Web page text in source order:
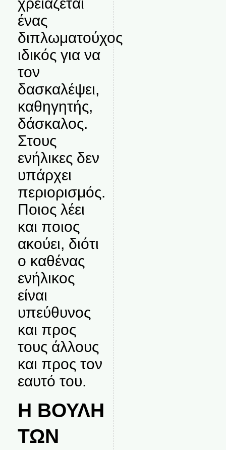
ένας
διπλωματούχος
ιδικός για να
τον
δασκαλέψει,
καθηγητής,
δάσκαλος.
Στους
ενήλικες δεν
υπάρχει
περιορισμός.
Ποιος λέει
και ποιος
ακούει, διότι
ο καθένας
ενήλικος
είναι
υπεύθυνος
και προς
τους άλλους
και προς τον
εαυτό του.
Η ΒΟΥΛΗ
ΤΩΝ